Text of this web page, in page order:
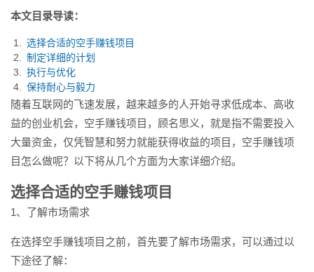
本文目录导读：
选择合适的空手赚钱项目
制定详细的计划
执行与优化
保持耐心与毅力
随着互联网的飞速发展，越来越多的人开始寻求低成本、高收
益的创业机会，空手赚钱项目，顾名思义，就是指不需要投入
大量资金，仅凭智慧和努力就能获得收益的项目，空手赚钱项
目怎么做呢？以下将从几个方面为大家详细介绍。
选择合适的空手赚钱项目
1、了解市场需求
在选择空手赚钱项目之前，首先要了解市场需求，可以通过以
下途径了解：